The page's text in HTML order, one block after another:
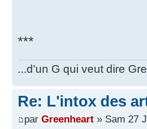
***
...d'un G qui veut dire
Re: L'intox des
par Greenheart » Sam 27